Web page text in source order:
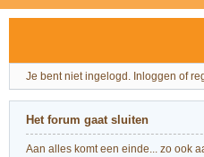
Je bent niet ingelogd. Inloggen of
Het forum gaat sluiten
Aan alles komt een einde... zo ook